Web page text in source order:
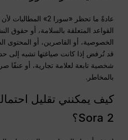
عادةً ما تحظر «سورا 2»
القواعد المتعلقة بالسلامة، أو حقوق
الخصوصية، أو القاصرين، أو المحتوى
قد تُرفض إذا كانت صياغتها تشبه إلى
شخصية تابعة لعلامة تجارية، أو عنفًا
بالمخاطر.
كيف يمكنني تقليل
Sora 2؟